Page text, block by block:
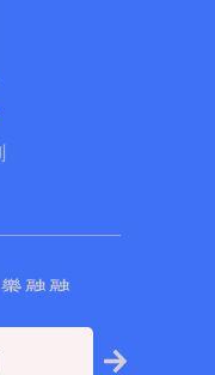
融融